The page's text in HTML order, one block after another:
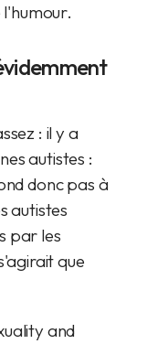
: il y a
autistes :
donc pas à
autistes
par les
que
and